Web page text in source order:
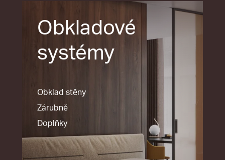
Obkladové
systémy
Obklad stěny
Zárubně
Doplňky